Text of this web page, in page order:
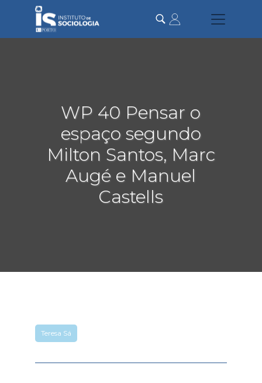
conteúdo
WP 40 Pensar o
espaço segundo
Milton Santos, Marc
Augé e Manuel
Castells
Teresa Sá